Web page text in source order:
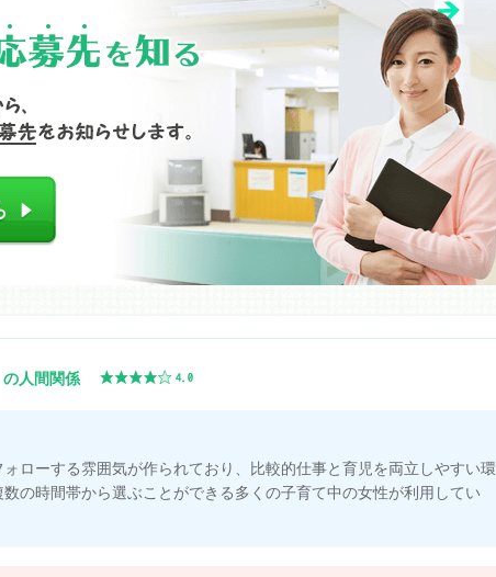
人間関係
ローする雰囲気が作られており、比較的仕事と育児を両立しやすい環
の時間帯から選ぶことができる多くの子育て中の女性が利用してい